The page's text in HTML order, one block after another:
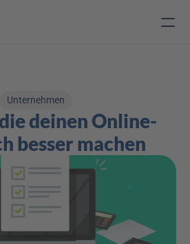
Unternehmen
deinen Online-
besser machen